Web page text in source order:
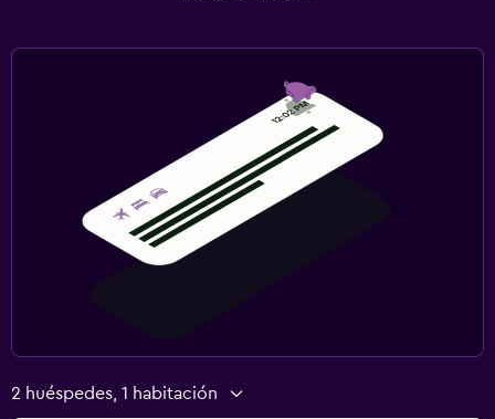
2 huéspedes, 1 habitación